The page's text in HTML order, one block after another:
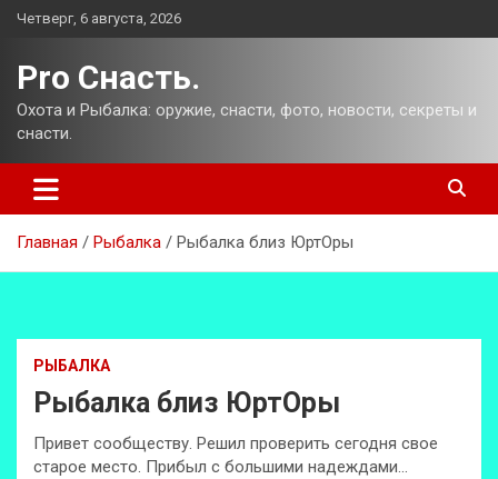
Перейти
Четверг, 6 августа, 2026
Pro Снасть.
Охота и Рыбалка: оружие, снасти, фото, новости, секреты и
снасти.
Главная Рыбалка Рыбалка близ ЮртОры
РЫБАЛКА
Рыбалка близ ЮртОры
Привет сообществу. Решил проверить сегодня свое
старое место. Прибыл с большими надеждами…